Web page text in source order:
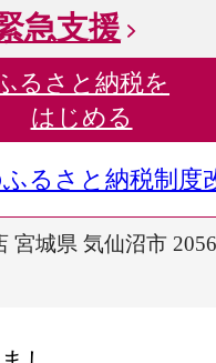
急支援
るさと納税を
はじめる
ふるさと納税制
城県 気仙沼市